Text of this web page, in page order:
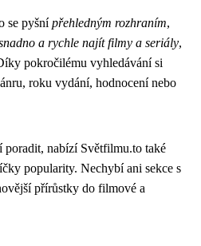
se pyšnípřehledným rozhraním,
a rychle najít filmy a seriály,
pokročilému vyhledávání si
roku vydání, hodnocení nebo
poradit, nabízí Světfilmu.to také
popularity. Nechybí ani sekce s
přírůstky do filmové a